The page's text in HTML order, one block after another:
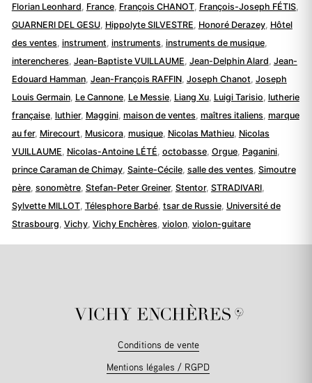
Florian Leonhard France, François CHANOT, François-Joseph FÉTIS,
GUARNERI DEL GESU, Hippolyte SILVESTRE Honoré Derazey, Hôtel
des ventes instrument instruments instruments de musique,
interencheres Jean-Baptiste VUILLAUME Jean-Delphin Alard Jean-
Edouard Hamman, Jean-François RAFFIN, Joseph Chanot Joseph
Louis Germain, Le Cannone, Le Messie, Liang Xu, Luigi Tarisio lutherie
française, luthier, Maggini, maison de ventes maîtres italiens marque
au fer, Mirecourt Musicora, musique, Nicolas Mathieu, Nicolas
VUILLAUME Nicolas-Antoine LÉTÉ octobasse, Orgue, Paganini,
prince Caraman de Chimay, Sainte-Cécile, salle des ventes Simoutre
père, sonomètre, Stefan-Peter Greiner, Stentor, STRADIVARI,
Sylvette MILLOT, Télesphore Barbé, tsar de Russie, Université de
Strasbourg Vichy, Vichy Enchères violon, violon-guitare
Conditions de vente
Mentions légales / RGPD